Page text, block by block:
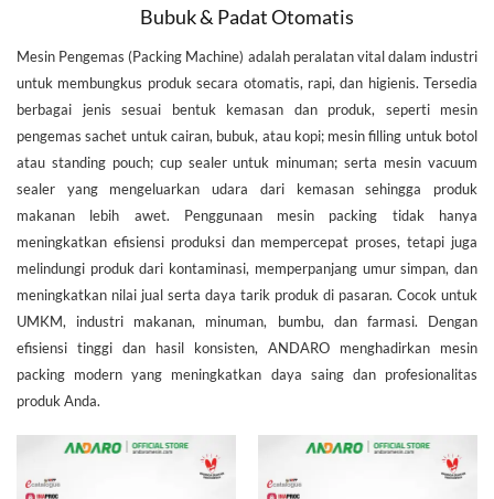
Bubuk & Padat Otomatis
Mesin Pengemas (Packing Machine) adalah peralatan vital dalam industri
untuk membungkus produk secara otomatis, rapi, dan higienis. Tersedia
berbagai jenis sesuai bentuk kemasan dan produk, seperti mesin
pengemas sachet untuk cairan, bubuk, atau kopi; mesin filling untuk botol
atau standing pouch; cup sealer untuk minuman; serta mesin vacuum
sealer yang mengeluarkan udara dari kemasan sehingga produk
makanan lebih awet. Penggunaan mesin packing tidak hanya
meningkatkan efisiensi produksi dan mempercepat proses, tetapi juga
melindungi produk dari kontaminasi, memperpanjang umur simpan, dan
meningkatkan nilai jual serta daya tarik produk di pasaran. Cocok untuk
UMKM, industri makanan, minuman, bumbu, dan farmasi. Dengan
efisiensi tinggi dan hasil konsisten, ANDARO menghadirkan mesin
packing modern yang meningkatkan daya saing dan profesionalitas
produk Anda.